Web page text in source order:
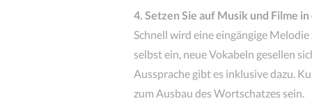
4. Setzen Sie auf Musik und Filme
Schnell wird eine eingängige
selbst ein, neue Vokabeln gesellen
Aussprache gibt es inklusive dazu.
zum Ausbau des Wortschatzes sein.